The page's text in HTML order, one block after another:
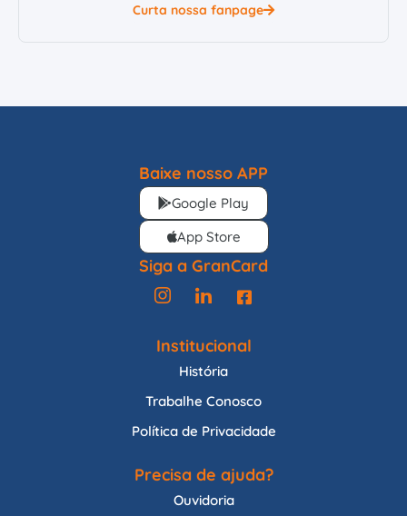
Curta nossa fanpage
Baixe nosso APP
Google Play
App Store
Siga a GranCard
Institucional
História
Trabalhe Conosco
Política de Privacidade
Precisa de ajuda?
Ouvidoria